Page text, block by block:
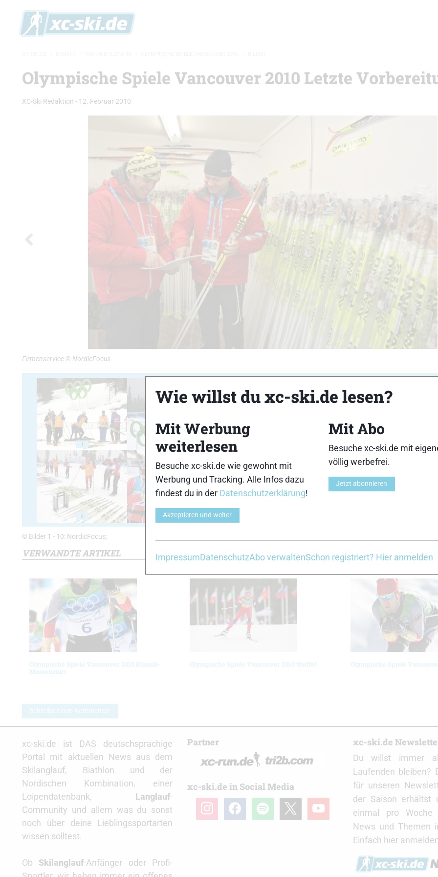
Olympische Spiele Vancouver 2010 Letzte
XC-Ski Redaktion - 12. Februar 2010
Firmenservice © NordicFocus
1 2 4
6 7
© Bilder 1 - 10: NordicFocus;
VERWANDTE ARTIKEL
Olympische Spiele Vancouver 2010 Klassik-
Massenstart
Olympische Spiele Vancouver 2010 Staffel Olympische Spiele
Schreibe einen Kommentar
xc-ski.de ist DAS deutschsprachige
Portal mit aktuellen News aus dem
Skilanglauf, Biathlon und der
Nordischen Kombination, einer
Loipendatenbank, Langlauf-
Community und allem was du sonst
noch über deine Lieblingssportarten
wissen solltest.
Ob Skilanglauf-Anfänger oder Profi-
Partner
xc-ski.de in Social Media
instagramfacebookspotify youtube
xc-ski.de
Du willst immer
Laufenden bleiben?
für unseren
der Saison erhältst
einmal pro Woche
News und Themen
Einfach hier
Wie willst du xc-ski.de lesen?
Mit Werbung
weiterlesen
Besuche xc-ski.de wie gewohnt mit
Werbung und Tracking. Alle Infos dazu
findest du in der Datenschutzerklärung!
Akzeptieren und weiter
Mit Abo
Besuche xc-ski.de mit
völlig werbefrei.
Jetzt abonnieren
ImpressumDatenschutzAbo verwaltenSchon registriert? Hier anmelden